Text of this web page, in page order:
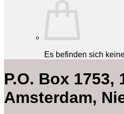
Es befinden sich
‎P.O. Box 1753,
Amsterdam,